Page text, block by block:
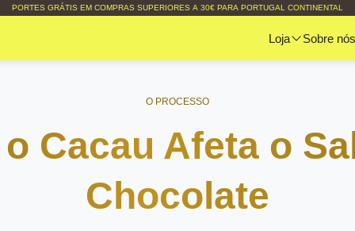
PORTES GRÁTIS EM COMPRAS SUPERIORES A 30€ PARA PORTUGAL CONTINENTAL
Loja Sobre nós
O PROCESSO
Cacau Afeta o
Chocolate